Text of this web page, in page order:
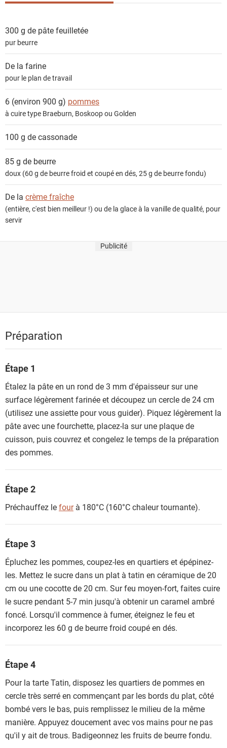
i
e
n
t
300 g de pâte feuilletée
pur beurre
De la farine
pour le plan de travail
6 (environ 900 g) pommes
à cuire type Braeburn, Boskoop ou Golden
100 g decassonade
85 g de beurre
doux (60 g de beurre froid et coupé en dés, 25 g de beurre fondu)
De la crème fraîche
(entière, c'est bien meilleur !) ou de la glace à la vanille de qualité, pour
servir
Publicité
Préparation
Étape 1
Étalez la pâte en un rond de 3 mm d'épaisseur sur une
surface légèrement farinée et découpez un cercle de 24 cm
(utilisez une assiette pour vous guider). Piquez légèrement la
pâte avec une fourchette, placez-la sur une plaque de
cuisson, puis couvrez et congelez le temps de la préparation
des pommes.
Étape 2
Préchauffez lefourà 180°C (160°C chaleur tournante).
Étape 3
Épluchez les pommes, coupez-les en quartiers et épépinez-
les. Mettez le sucre dans un plat à tatin en céramique de 20
cm ou une cocotte de 20 cm. Sur feu moyen-fort, faites cuire
le sucre pendant 5-7 min jusqu'à obtenir un caramel ambré
foncé. Lorsqu'il commence à fumer, éteignez le feu et
incorporez les 60 g de beurre froid coupé en dés.
Étape 4
Pour la tarte Tatin, disposez les quartiers de pommes en
cercle très serré en commençant par les bords du plat, côté
bombé vers le bas, puis remplissez le milieu de la même
manière. Appuyez doucement avec vos mains pour ne pas
qu'il y ait de trous. Badigeonnez les fruits de beurre fondu.